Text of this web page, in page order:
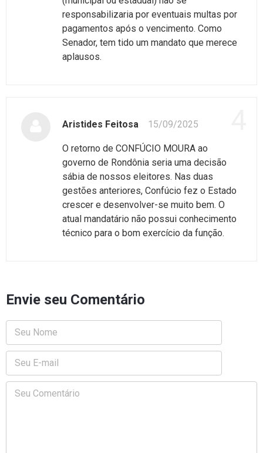
responsabilizaria por eventuais multas por
pagamentos após o vencimento. Como
Senador, tem tido um mandato que merece
aplausos.
Aristides Feitosa 15/09/2025
O retorno de CONFÚCIO MOURA ao
governo de Rondônia seria uma decisão
sábia de nossos eleitores. Nas duas
gestões anteriores, Confúcio fez o Estado
crescer e desenvolver-se muito bem. O
atual mandatário não possui conhecimento
técnico para o bom exercício da função.
Envie seu Comentário